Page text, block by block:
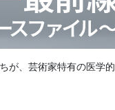
が、芸術家特有の医学的